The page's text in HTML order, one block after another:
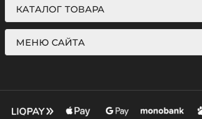
КАТАЛОГ ТОВАРА
МЕНЮ САЙТА